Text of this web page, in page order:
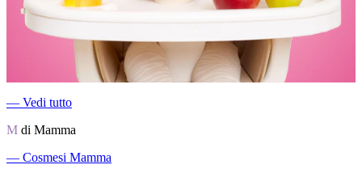
― Vedi tutto
M di Mamma
― Cosmesi Mamma